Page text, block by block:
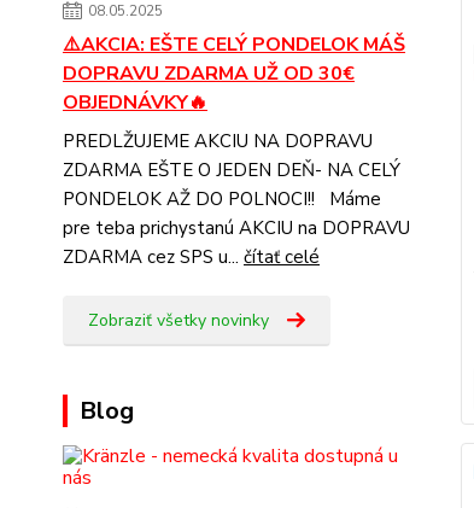
08.05.2025
⚠️AKCIA: EŠTE CELÝ PONDELOK MÁŠ
DOPRAVU ZDARMA UŽ OD 30€
OBJEDNÁVKY🔥
PREDLŽUJEME AKCIU NA DOPRAVU
ZDARMA EŠTE O JEDEN DEŇ- NA CELÝ
PONDELOK AŽ DO POLNOCI!! Máme
pre teba prichystanú AKCIU na DOPRAVU
ZDARMA cez SPS u... čítať celé
Zobraziť všetky novinky
Blog